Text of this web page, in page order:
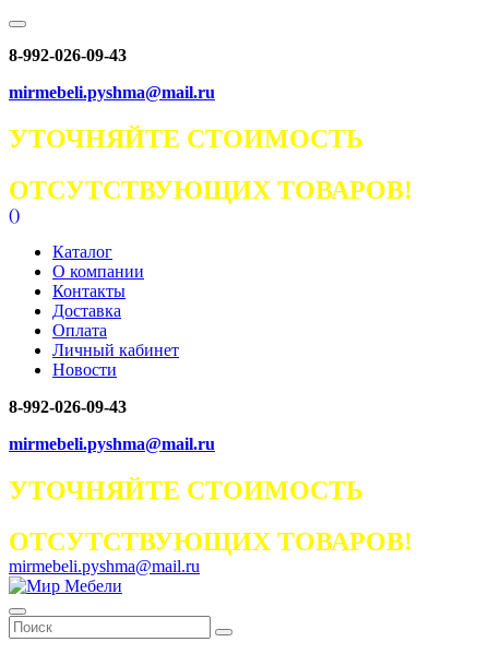
8-992-026-09-43
mirmebeli.pyshma@mail.ru
УТОЧНЯЙТЕ СТОИМОСТЬ
ОТСУТСТВУЮЩИХ ТОВАРОВ!
()
Каталог
О компании
Контакты
Доставка
Оплата
Личный кабинет
Новости
8-992-026-09-43
mirmebeli.pyshma@mail.ru
УТОЧНЯЙТЕ СТОИМОСТЬ
ОТСУТСТВУЮЩИХ ТОВАРОВ!
mirmebeli.pyshma@mail.ru